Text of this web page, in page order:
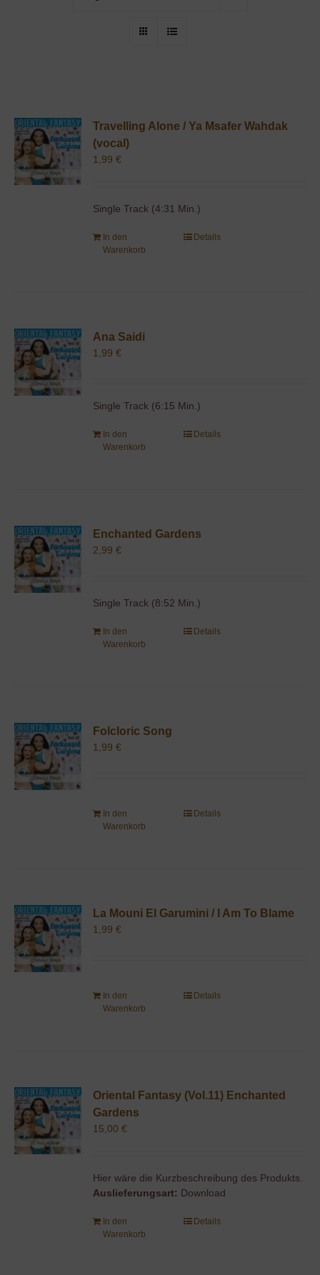
Travelling Alone / Ya Msafer Wahdak
(vocal)
1,99€
Single Track (4:31 Min.)
In den
Warenkorb
Details
Ana Saidi
1,99€
Single Track (6:15 Min.)
In den
Warenkorb
Details
Enchanted Gardens
2,99€
Single Track (8:52 Min.)
In den
Warenkorb
Details
Folcloric Song
1,99€
In den
Warenkorb
Details
La Mouni El Garumini / I Am To Blame
1,99€
In den
Warenkorb
Details
Oriental Fantasy (Vol.11) Enchanted
Gardens
15,00€
Hier wäre die Kurzbeschreibung des Produkts.
Auslieferungsart: Download
In den
Warenkorb
Details